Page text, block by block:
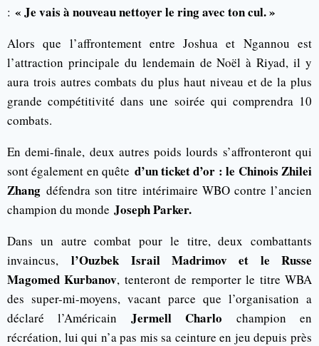
: « Je vais à nouveau nettoyer le ring avec ton cul. »
Alors que l’affrontement entre Joshua et Ngannou est
l’attraction principale du lendemain de Noël à Riyad, il y
aura trois autres combats du plus haut niveau et de la plus
grande compétitivité dans une soirée qui comprendra 10
combats.
En demi-finale, deux autres poids lourds s’affronteront qui
sont également en quête d’un ticket d’or : le Chinois Zhilei
Zhang défendra son titre intérimaire WBO contre l’ancien
champion du monde Joseph Parker.
Dans un autre combat pour le titre, deux combattants
invaincus,l’Ouzbek Israil Madrimov et le Russe
Magomed Kurbanov, tenteront de remporter le titre WBA
des super-mi-moyens, vacant parce que l’organisation a
déclaré l’AméricainJermell Charlo champion en
récréation, lui qui n’a pas mis sa ceinture en jeu depuis près